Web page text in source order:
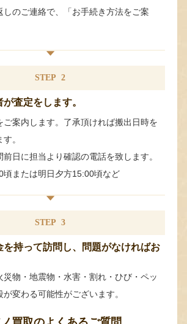
しのご連絡で、「お手続き方法をご案
STEP 2
査定をします。
ご案内します。了承頂ければ搬出日時を
。
前日に担当より確認の電話を致します。
頃または明日夕方15:00頃など
STEP 3
を持って訪問し、問題がなければお
災物・地震物・水害・割れ・ひび・ペッ
が変わる可能性がございます。